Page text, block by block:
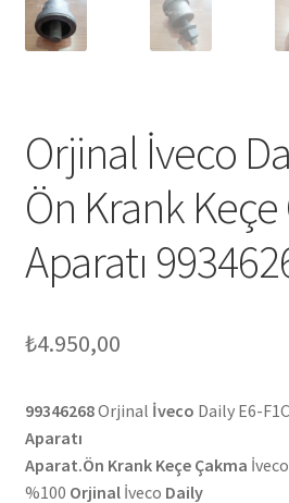
Orjinal İveco
Ön Krank
Aparatı
₺4.950,00
99346268Orjinal İveco Daily E6-F1C
Aparatı
Aparat.Ön Krank Keçe Çakma İveco
%100 Orjinalİveco Daily